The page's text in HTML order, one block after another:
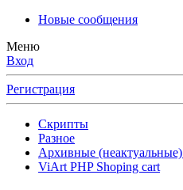
Новые сообщения
Меню
Вход
Регистрация
Скрипты
Разное
Архивные
ViArt PHP Shoping cart